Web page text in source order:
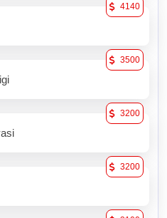
4140
3500
3200
3200